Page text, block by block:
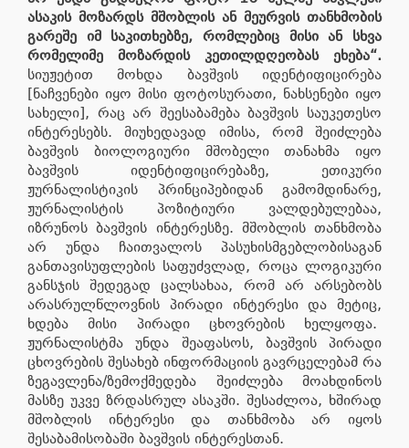
ასაკის მოზარდს მშობლის ან მეურვის თანხმობის
გარეშე იმ საკითხებზე, რომლებიც მისი ან სხვა
რომელიმე მოზარდის კეთილდღეობას ეხება“.
სიუჟეტით მოხდა ბავშვის იდენტიფიცირება
[ნაჩვენები იყო მისი ფოტოსურათი, ნახსენები იყო
სახელი], რაც არ შეესაბამება ბავშვის საუკეთესო
ინტერესებს. მიუხედავად იმისა, რომ შეიძლება
ბავშვის ბიოლოგიური მშობელი თანახმა იყო
ბავშვის იდენტიფიცირებაზე, ეთიკური
ჟურნალისტიკის პრინციპებიდან გამომდინარე,
ჟურნალისტის პოზიტიური ვალდებულებაა,
იზრუნოს ბავშვის ინტერესზე. მშობლის თანხმობა
არ უნდა ჩაითვალოს პასუხისმგებლობისაგან
განთავისუფლების საფუძვლად, როცა ლოგიკური
განსჯის შედეგად ცალსახაა, რომ არ არსებობს
არასრულწლოვნის პირადი ინტერესი და მეტიც,
ხდება მისი პირადი ცხოვრების ხელყოფა.
ჟურნალისტმა უნდა შეაფასოს, ბავშვის პირადი
ცხოვრების შესახებ ინფორმაციის გავრცელებამ რა
ზეგავლენა/ზემოქმედება შეიძლება მოახდინოს
მასზე უკვე ზრდასრულ ასაკში. შესაძლოა, ხშირად
მშობლის ინტერესი და თანხმობა არ იყოს
შესაბამისობაში ბავშვის ინტერესთან.